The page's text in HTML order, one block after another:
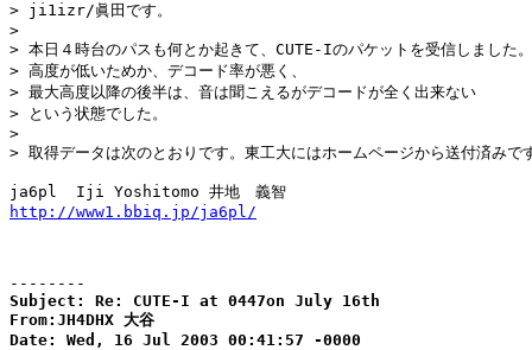
> ji1izr/眞田です。
>
> 本日４時台のパスも何とか起きて、CUTE-Iのパケットを受信しました。
> 高度が低いためか、デコード率が悪く、
> 最大高度以降の後半は、音は聞こえるがデコードが全く出来ない
> という状態でした。
>
> 取得データは次のとおりです。東工大にはホームページから送付済みで
http://www1.bbiq.jp/ja6pl/
--------
Subject: Re: CUTE-I at 0447on July 16th
From:JH4DHX 大谷
Date: Wed, 16 Jul 2003 00:41:57 -0000